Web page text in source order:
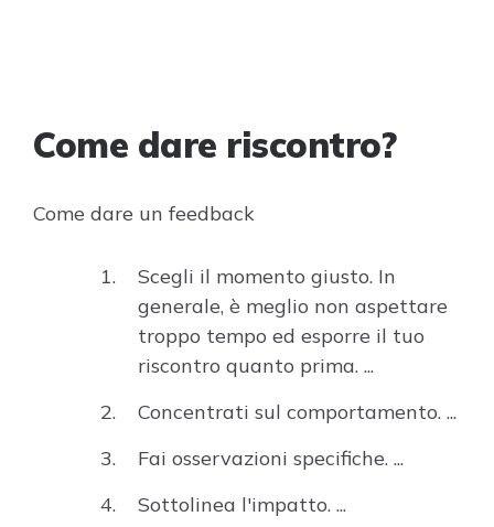
Come dare riscontro?
Come dare un feedback
Scegli il momento giusto. In
generale, è meglio non aspettare
troppo tempo ed esporre il tuo
riscontro quanto prima. ...
Concentrati sul comportamento. ...
Fai osservazioni specifiche. ...
Sottolinea l'impatto. ...